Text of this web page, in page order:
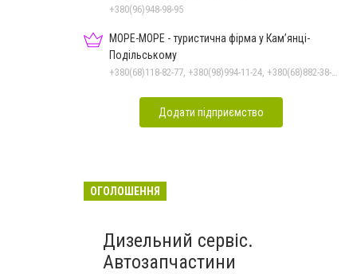
+380(96)948-98-95
МОРЕ-МОРЕ - туристична фірма у Кам’янці-
Подільському
+380(68)118-82-77, +380(98)994-11-24, +380(68)882-38-28
Додати підприємство
ОГОЛОШЕННЯ
Дизельний сервіс.
Автозапчастини